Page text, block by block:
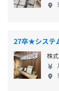
契約デー
ン）は、
スです。紙
じめとする
レーター補
し、取引
27卒★システ
株